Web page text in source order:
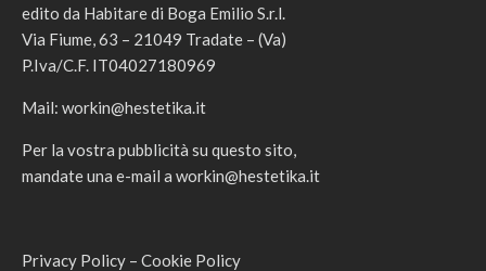
edito da Habitare di Boga Emilio S.r.l.
Via Fiume, 63 – 21049 Tradate – (Va)
P.Iva/C.F. IT04027180969
Mail: workin@hestetika.it
Per la vostra pubblicità su questo sito,
mandate una e-mail a workin@hestetika.it
Privacy Policy – Cookie Policy